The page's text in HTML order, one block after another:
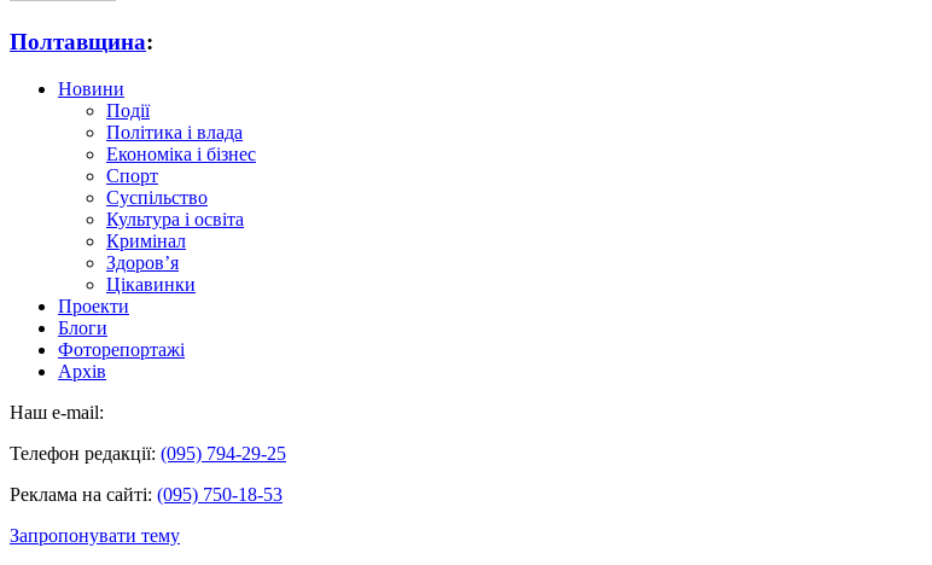
Полтавщина:
Новини
Події
Політика і влада
Економіка і бізнес
Спорт
Суспільство
Культура і освіта
Кримінал
Здоров’я
Цікавинки
Проекти
Блоги
Фоторепортажі
Архів
Наш e-mail:
Телефон редакції: (095) 794-29-25
Реклама на сайті: (095) 750-18-53
Запропонувати тему